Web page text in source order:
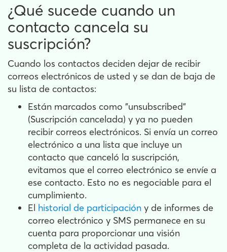
¿Qué sucede cuando un
contacto cancela su
suscripción?
Cuando los contactos deciden dejar de recibir
correos electrónicos de usted y se dan de baja de
su lista de contactos:
Están marcados como "unsubscribed"
(Suscripción cancelada) y ya no pueden
recibir correos electrónicos. Si envía un correo
electrónico a una lista que incluye un
contacto que canceló la suscripción,
evitamos que el correo electrónico se envíe a
ese contacto. Esto no es negociable para el
cumplimiento.
El historial de participación y de informes de
correo electrónico y SMS permanece en su
cuenta para proporcionar una visión
completa de la actividad pasada.